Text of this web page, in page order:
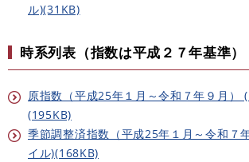
ル)(31KB)
​時系列表（指数は平成２７年基準）
原指数（平成25年１月～令和７年９月）
(195KB)
季節調整済指数（平成25年１月～令和７
イル)(168KB)